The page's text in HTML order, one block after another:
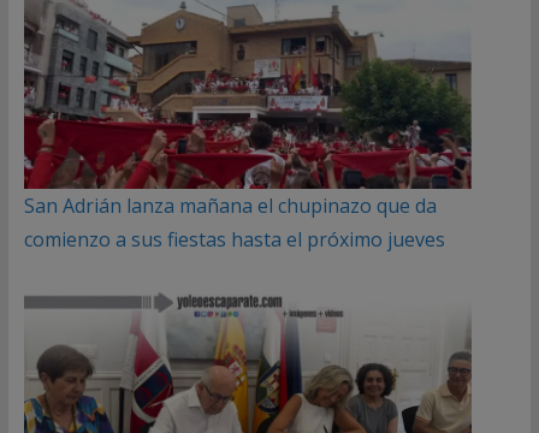
San Adrián lanza mañana el chupinazo que da
comienzo a sus fiestas hasta el próximo jueves